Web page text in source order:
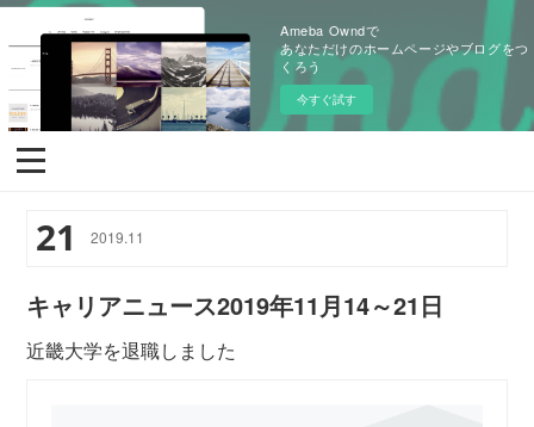
Ameba Owndで
あなただけのホームページやブログをつ
くろう
今すぐ試す
21 2019.11
キャリアニュース2019年11月14～21日
近畿大学を退職しました